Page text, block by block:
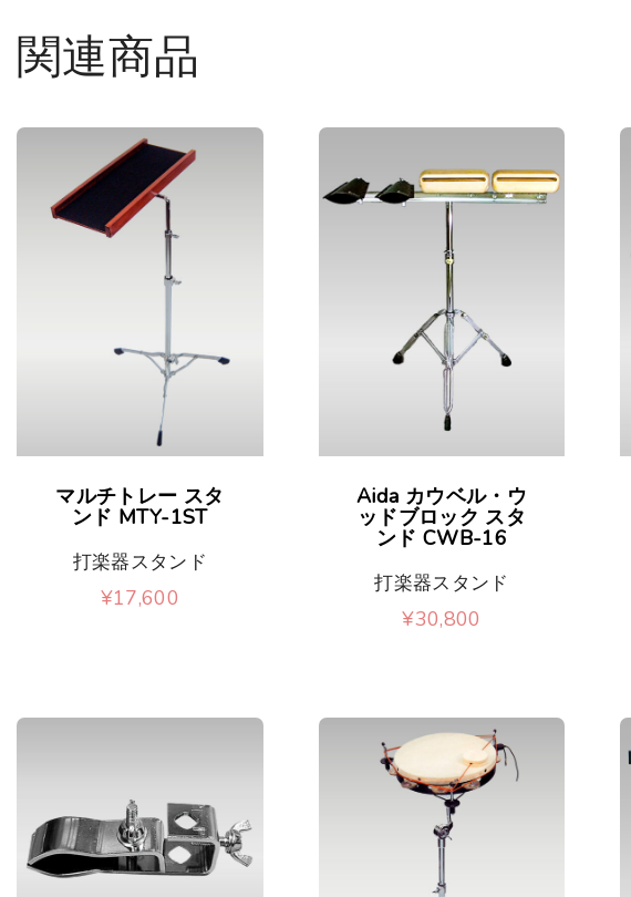
関連商品
マルチトレー スタ
ンド MTY-1ST
打楽器スタンド
¥17,600
Aida カウベル・ウ
ッドブロック スタ
ンド CWB-16
打楽器スタンド
¥30,800